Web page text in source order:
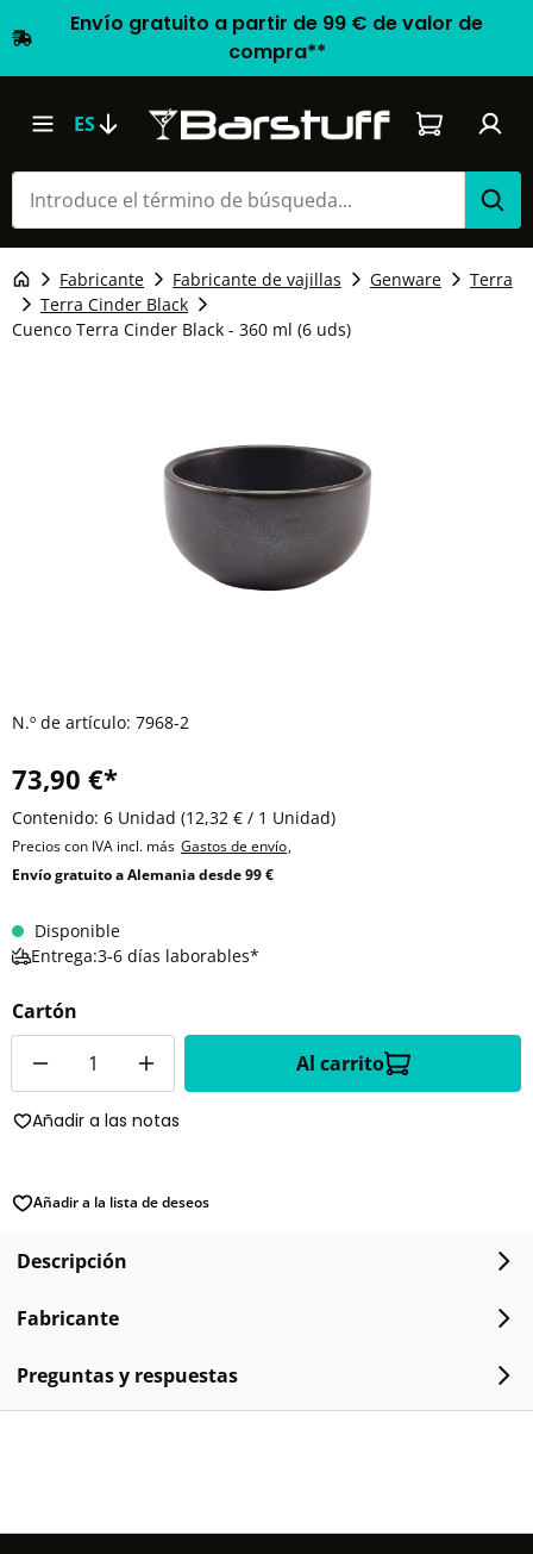
Envío gratuito a partir de 99 € de valor de
compra**
ES El carrito
Fabricante Fabricante de vajillas Genware
Terra
Terra Cinder Black
Cuenco Terra Cinder Black - 360 ml (6 uds)
N.º de artículo: 7968-2
73,90 €*
Contenido: 6 Unidad (12,32 € / 1 Unidad)
Precios con IVA incl. más Gastos de envío,
Envío gratuito a Alemania desde 99 €
Disponible
Entrega:3-6 días laborables*
Cartón
Al carrito
Añadir a las notas
Añadir a la lista de deseos
Descripción
Fabricante
Preguntas y respuestas